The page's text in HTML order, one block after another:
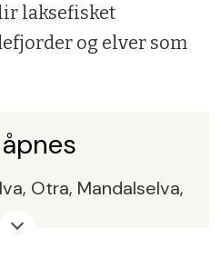
laksefisket
og elver som
Otra, Mandalselva,